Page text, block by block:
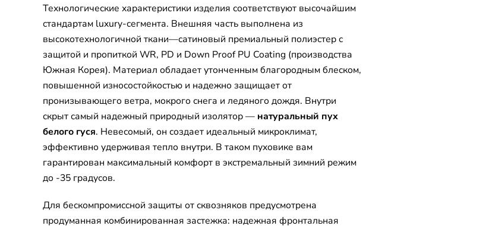
Технологические характеристики изделия соответствуют высочайшим
стандартам luxury-сегмента. Внешняя часть выполнена из
высокотехнологичной ткани—сатиновый премиальный полиэстер с
защитой и пропиткой WR, PD и Down Proof PU Coating (производства
Южная Корея). Материал обладает утонченным благородным блеском,
повышенной износостойкостью и надежно защищает от
пронизывающего ветра, мокрого снега и ледяного дождя. Внутри
скрыт самый надежный природный изолятор — натуральный пух
белого гуся. Невесомый, он создает идеальный микроклимат,
эффективно удерживая тепло внутри. В таком пуховике вам
гарантирован максимальный комфорт в экстремальный зимний режим
до -35 градусов.
Для бескомпромиссной защиты от сквозняков предусмотрена
продуманная комбинированная застежка: надежная фронтальная